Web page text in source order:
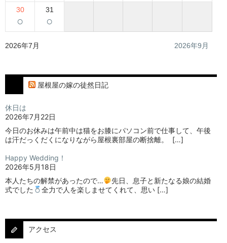
30
○
31
○
2026年7月 2026年9月
屋根屋の嫁の徒然日記
休日は
2026年7月22日
今日のお休みは午前中は猫をお膝にパソコン前で仕事して、午後
は汗だっくだくになりながら屋根裏部屋の断捨離。⁡ ⁡ […]
Happy Wedding！
2026年5月18日
本人たちの解禁があったので…
⁡⁡先日、息子と新たなる娘の結婚
式でした
⁡⁡⁡全力で人を楽しませてくれて、思い […]
アクセス